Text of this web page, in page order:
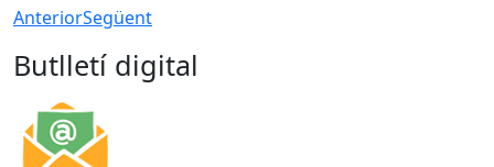
AnteriorSegüent
Butlletí digital